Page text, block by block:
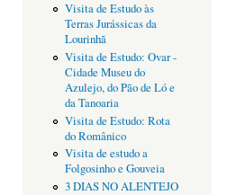
Visita de Estudo às
Terras Jurássicas da
Lourinhã
Visita de Estudo: Ovar -
Cidade Museu do
Azulejo, do Pão de Ló e
da Tanoaria
Visita de Estudo: Rota
do Românico
Visita de estudo a
Folgosinho e Gouveia
3 DIAS NO ALENTEJO